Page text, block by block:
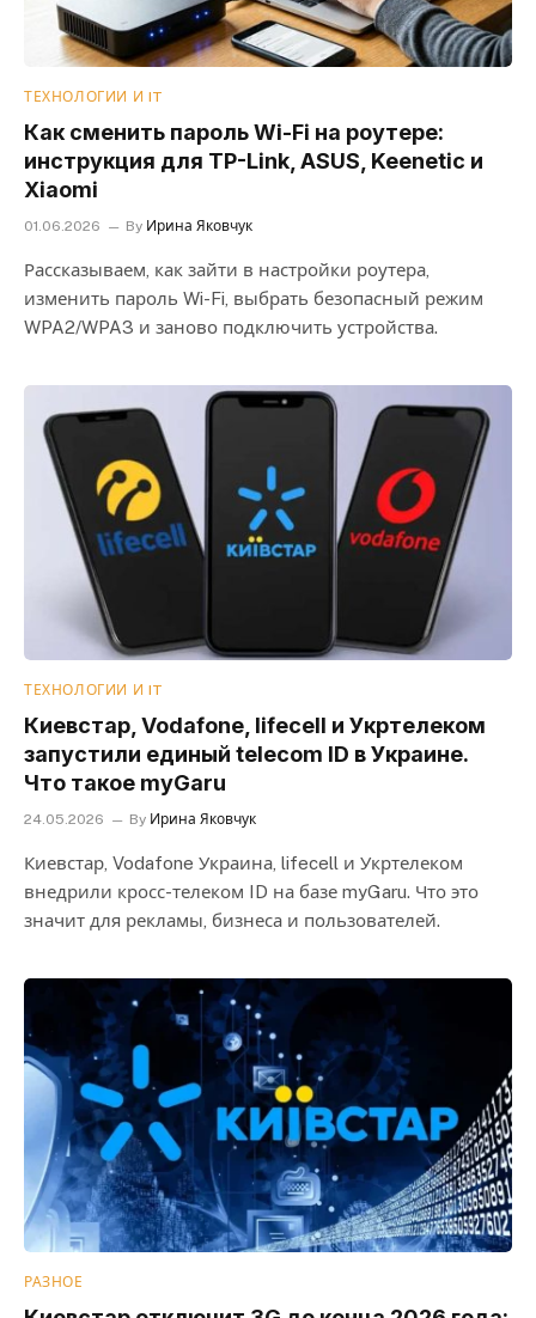
ТЕХНОЛОГИИ И IT
Как сменить пароль Wi-Fi на роутере:
инструкция для TP-Link, ASUS, Keenetic и
Xiaomi
01.06.2026 By Ирина Яковчук
Рассказываем, как зайти в настройки роутера,
изменить пароль Wi-Fi, выбрать безопасный режим
WPA2/WPA3 и заново подключить устройства.
ТЕХНОЛОГИИ И IT
Киевстар, Vodafone, lifecell и Укртелеком
запустили единый telecom ID в Украине.
Что такое myGaru
24.05.2026 By Ирина Яковчук
Киевстар, Vodafone Украина, lifecell и Укртелеком
внедрили кросс-телеком ID на базе myGaru. Что это
значит для рекламы, бизнеса и пользователей.
РАЗНОЕ